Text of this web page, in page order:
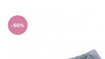
-50%